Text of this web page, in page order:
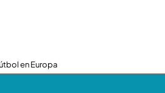
en Europa